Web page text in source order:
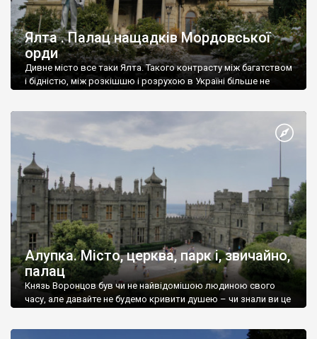
Ялта . Палац нащадків Мордовської
орди
Дивне місто все таки Ялта. Такого контрасту між багатством
і бідністю, між розкішшю і розрухою в Україні більше не
Алупка. Місто, церква, парк і, звичайно,
палац
Князь Воронцов був чи не найвідомішою людиною свого
часу, але давайте не будемо кривити душею – чи знали ви це